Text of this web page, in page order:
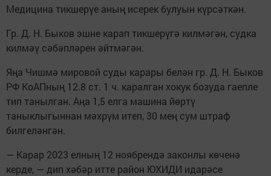
Медицина тикшерүе аның исерек булуын күрсәткән.
Гр. Д. Н. Быков эшне карап тикшерүгә килмәгән, судка
килмәү сәбәпләрен әйтмәгән.
Яңа Чишмә мировой суды карары белән гр. Д. Н. Быков
РФ КоАПның 12.8 ст. 1 ч. каралган хокук бозуда гаепле
тип танылган. Аңа 1,5 елга машина йөртү
таныклыгыннан мәхрүм итеп, 30 мең сум штраф
билгеләнгән.
— Карар 2023 елның 12 ноябрендә законлы көченә
керде, — дип хәбәр итте район ЮХИДИ идарәсе